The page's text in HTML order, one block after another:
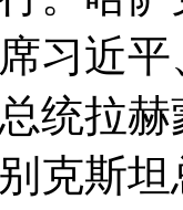
习近
统拉
克斯